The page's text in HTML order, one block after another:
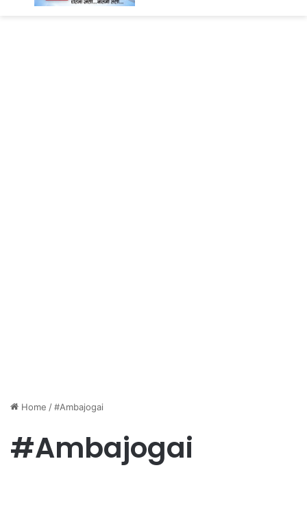
Home /#Ambajogai
#Ambajogai